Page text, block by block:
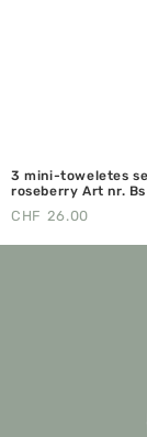
3 mini-toweletes
roseberry Art nr.
CHF 26.00